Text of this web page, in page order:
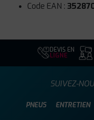
Code EAN :
DEVIS EN
LIGNE
PNEUS ENTRETIEN
SUIVEZ-